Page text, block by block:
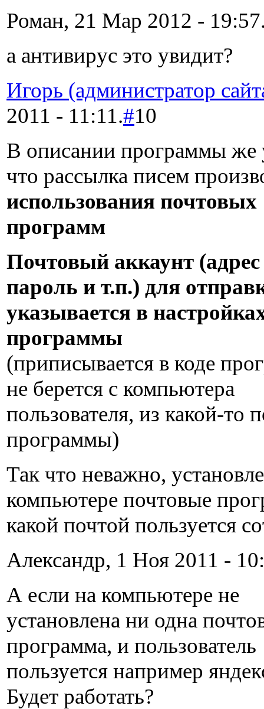
Роман, 21 Мар 2012 -
а антивирус это увидит?
Игорь (администратор
2011 - 11:11.#10
В описании программы же
что рассылка писем
использования почтовых
программ
Почтовый аккаунт
пароль и т.п.) для
указывается в
программы
(приписывается в коде
не берется с компьютера
пользователя, из какой-то
программы)
Так что неважно,
компьютере почтовые
какой почтой пользуется
Александр, 1 Ноя 2011 -
А если на компьютере не
установлена ни одна
программа, и пользователь
пользуется например
Будет работать?